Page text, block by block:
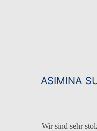
ASIMINA
Wir sind sehr